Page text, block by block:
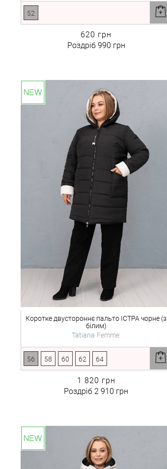
52
620 грн
Роздріб 990 грн
Коротке двустороннє пальто ІСТРА чорне (з
білим)
Tatiana Femme
56 58 60 62 64
1 820 грн
Роздріб 2 910 грн